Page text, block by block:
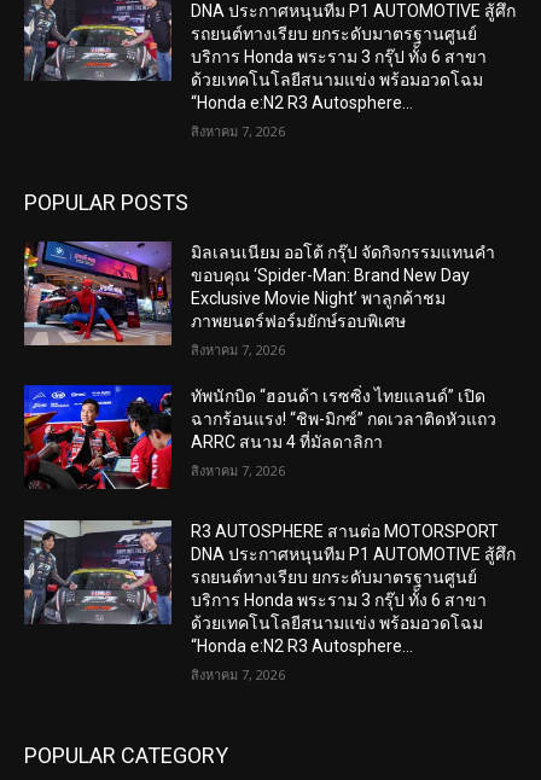
DNA ประกาศหนุนทีม P1 AUTOMOTIVE สู้ศึก
รถยนต์ทางเรียบ ยกระดับมาตรฐานศูนย์
บริการ Honda พระราม 3 กรุ๊ป ทั้ง 6 สาขา
ด้วยเทคโนโลยีสนามแข่ง พร้อมอวดโฉม
“Honda e:N2 R3 Autosphere...
สิงหาคม 7, 2026
POPULAR POSTS
มิลเลนเนียม ออโต้ กรุ๊ป จัดกิจกรรมแทนคำ
ขอบคุณ ‘Spider-Man: Brand New Day
Exclusive Movie Night’ พาลูกค้าชม
ภาพยนตร์ฟอร์มยักษ์รอบพิเศษ
สิงหาคม 7, 2026
ทัพนักบิด “ฮอนด้า เรซซิ่ง ไทยแลนด์” เปิด
ฉากร้อนแรง! “ชิพ-มิกซ์” กดเวลาติดหัวแถว
ARRC สนาม 4 ที่มัลดาลิกา
สิงหาคม 7, 2026
R3 AUTOSPHERE สานต่อ MOTORSPORT
DNA ประกาศหนุนทีม P1 AUTOMOTIVE สู้ศึก
รถยนต์ทางเรียบ ยกระดับมาตรฐานศูนย์
บริการ Honda พระราม 3 กรุ๊ป ทั้ง 6 สาขา
ด้วยเทคโนโลยีสนามแข่ง พร้อมอวดโฉม
“Honda e:N2 R3 Autosphere...
สิงหาคม 7, 2026
POPULAR CATEGORY